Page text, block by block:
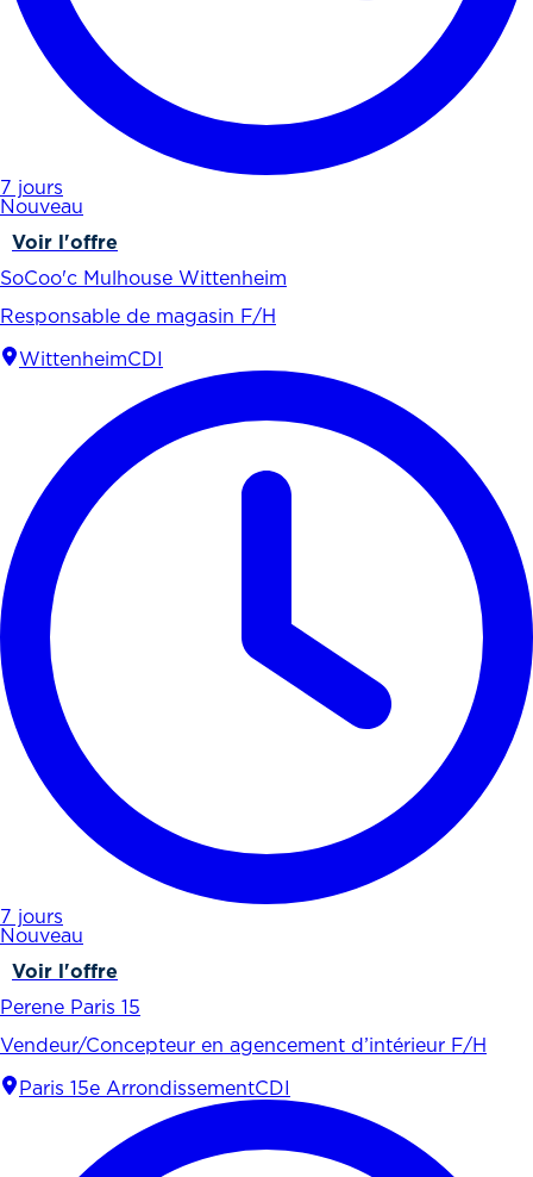
7 jours
Nouveau
Voir l'offre
SoCoo'c Mulhouse Wittenheim
Responsable de magasin F/H
WittenheimCDI
7 jours
Nouveau
Voir l'offre
Perene Paris 15
Vendeur/Concepteur en agencement d’intérieur F/H
Paris 15e ArrondissementCDI